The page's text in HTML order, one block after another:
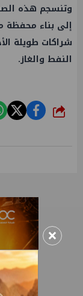
وتنسجم هذه
إلى بناء محفظة
شراكات طويلة
النفط والغاز.
شارك
×